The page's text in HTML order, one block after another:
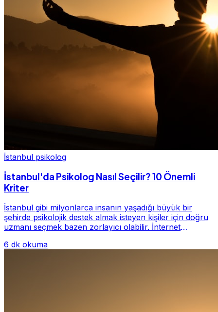
İstanbul psikolog
İstanbul'da Psikolog Nasıl Seçilir? 10 Önemli
Kriter
İstanbul gibi milyonlarca insanın yaşadığı büyük bir
şehirde psikolojik destek almak isteyen kişiler için doğru
uzmanı seçmek bazen zorlayıcı olabilir. İnternet
6 dk okuma